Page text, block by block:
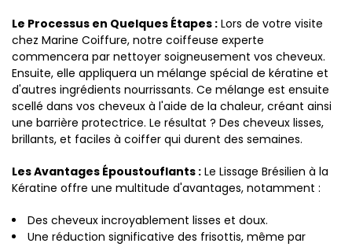
Le Processus en Quelques Étapes : Lors de votre visite
chez Marine Coiffure, notre coiffeuse experte
commencera par nettoyer soigneusement vos cheveux.
Ensuite, elle appliquera un mélange spécial de kératine et
d'autres ingrédients nourrissants. Ce mélange est ensuite
scellé dans vos cheveux à l'aide de la chaleur, créant ainsi
une barrière protectrice. Le résultat ? Des cheveux lisses,
brillants, et faciles à coiffer qui durent des semaines.
Les Avantages Époustouflants : Le Lissage Brésilien à la
Kératine offre une multitude d'avantages, notamment :
Des cheveux incroyablement lisses et doux.
Une réduction significative des frisottis, même par